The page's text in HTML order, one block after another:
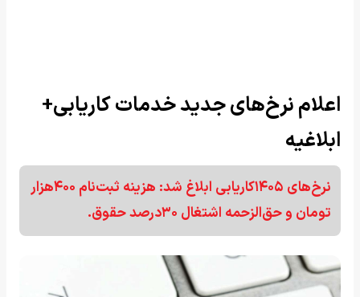
اعلام نرخ‌های جدید خدمات کاریابی+
ابلاغیه
نرخ‌های ۱۴۰۵کاریابی ابلاغ شد: هزینه ثبت‌نام ۴۰۰هزار
تومان و حق‌الزحمه اشتغال ۳۰درصد حقوق.